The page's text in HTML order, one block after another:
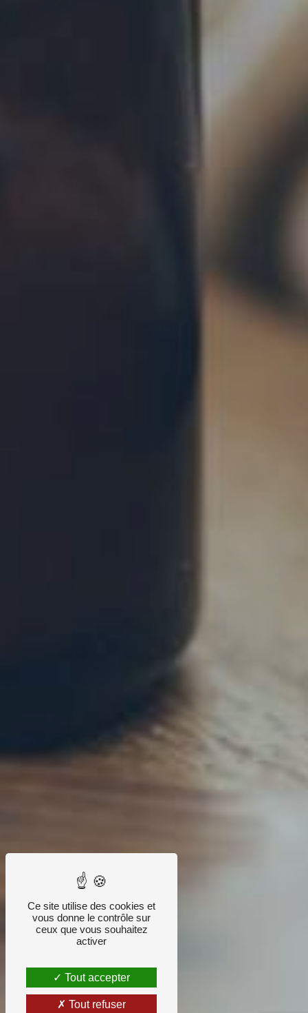
Ce site utilise des cookies et
vous donne le contrôle sur
ceux que vous souhaitez
activer
Tout accepter
Tout refuser